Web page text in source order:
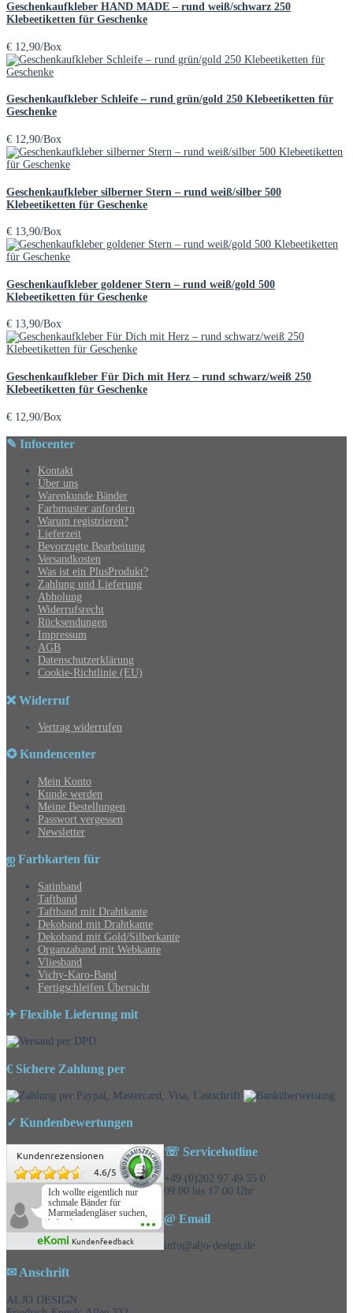
Geschenkaufkleber HAND MADE – rund weiß/schwarz 250
Klebeetiketten für Geschenke
€ 12,90/Box
Geschenkaufkleber Schleife – rund grün/gold 250 Klebeetiketten für
Geschenke
€ 12,90/Box
Geschenkaufkleber silberner Stern – rund weiß/silber 500
Klebeetiketten für Geschenke
€ 13,90/Box
Geschenkaufkleber goldener Stern – rund weiß/gold 500
Klebeetiketten für Geschenke
€ 13,90/Box
Geschenkaufkleber Für Dich mit Herz – rund schwarz/weiß 250
Klebeetiketten für Geschenke
€ 12,90/Box
✎ Infocenter
Kontakt
Über uns
Warenkunde Bänder
Farbmuster anfordern
Warum registrieren?
Lieferzeit
Bevorzugte Bearbeitung
Versandkosten
Was ist ein PlusProdukt?
Zahlung und Lieferung
Abholung
Widerrufsrecht
Rücksendungen
Impressum
AGB
Datenschutzerklärung
Cookie-Richtlinie (EU)
❌ Widerruf
Vertrag widerrufen
✪ Kundencenter
Mein Konto
Kunde werden
Meine Bestellungen
Passwort vergessen
Newsletter
ஐ Farbkarten für
Satinband
Taftband
Taftband mit Drahtkante
Dekoband mit Drahtkante
Dekoband mit Gold/Silberkante
Organzaband mit Webkante
Vliesband
Vichy-Karo-Band
Fertigschleifen Übersicht
✈ Flexible Lieferung mit
€ Sichere Zahlung per
✓ Kundenbewertungen
Kundenrezensionen
4.6/5
Ich wollte eigentlich nur
schmale Bänder für
Marmeladengläser suchen,
habe die
Überraschungsbänder
mitbestellt und war positiv
überrascht, schöne
eKomi Kundenfeedback
☏ Servicehotline
+49 (0)202 97 49 55 0
09.00 bis 17.00 Uhr
@ Email
info@aljo-design.de
✉ Anschrift
ALJO DESIGN